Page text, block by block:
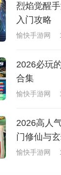
烈焰觉醒
入门攻略
愉快手游网
2026必玩
合集
愉快手游网
2026高人
门修仙与
愉快手游网